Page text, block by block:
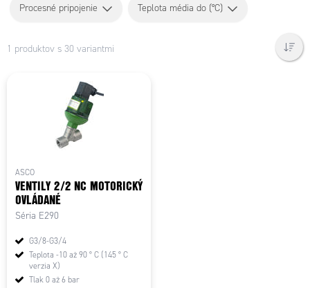
Procesné pripojenie Teplota média do (°C)
1 produktov s 30 variantmi
ASCO
VENTILY 2/2 NC MOTORICKÝ
OVLÁDANÉ
Séria E290
G3/8-G3/4
Teplota -10 až 90 ° C (145 ° C
verzia X)
Tlak 0 až 6 bar